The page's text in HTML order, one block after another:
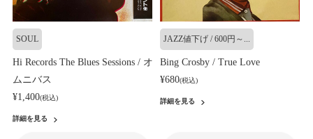
SOUL
Hi Records The Blues Sessions / オ
ムニバス
¥1,400(税込)
詳細を見る
JAZZ値下げ / 600円～...
Bing Crosby / True Love
¥680(税込)
詳細を見る